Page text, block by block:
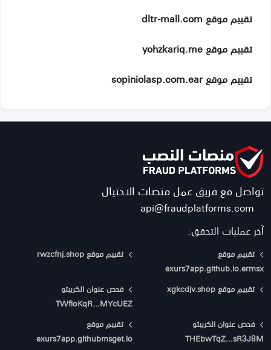
تقييم موقع dltr-mall.com
تقييم موقع yohzkariq.me
تقييم موقع sopiniolasp.com.ear
تواصل مع فريق عمل منصات الاحتيال
api@fraudplatforms.com
آخر عمليات التحقق:
تقييم موقع
exurs7app.github.io.ermsx
تقييم موقع rwzcfnj.shop
تقييم موقع xgkcdjv.shop
فحص عنوان الكريبتو
TWfioKqR...MYcUEZ
فحص عنوان الكريبتو
THEbwTqZ...sR3J8M
تقييم موقع
exurs7app.githubmsget.io